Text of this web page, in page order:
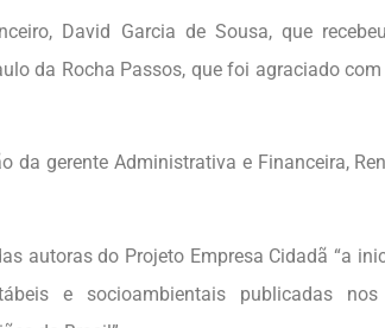
David Garcia de Sousa, que
da Rocha Passos, que foi agraciado
gerente Administrativa e Financeira,
autoras do Projeto Empresa Cidadã “a
e socioambientais publicadas